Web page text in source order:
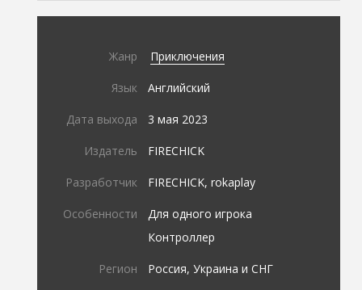
Жанр Приключения
Язык Английский
Дата выхода 3 мая 2023
Издатель FIRECHICK
Разработчик FIRECHICK, rokaplay
Особенности
Для одного игрока
Контроллер
Регион Россия, Украина и СНГ